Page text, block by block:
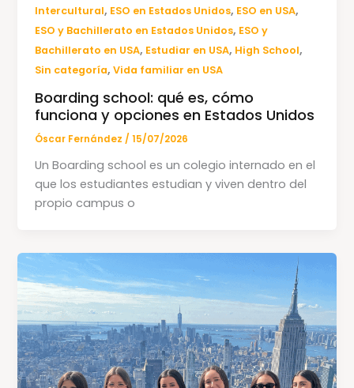
Intercultural, ESO en Estados Unidos, ESO en USA,
ESO y Bachillerato en Estados Unidos, ESO y
Bachillerato en USA, Estudiar en USA, High School,
Sin categoría,Vida familiar en USA
Boarding school: qué es, cómo
funciona y opciones en Estados Unidos
Óscar Fernández /15/07/2026
Un Boarding school es un colegio internado en el
que los estudiantes estudian y viven dentro del
propio campus o